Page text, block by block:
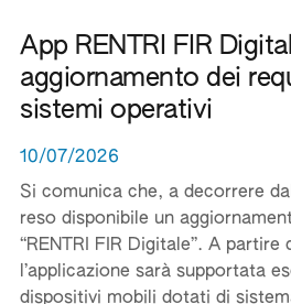
App RENTRI FIR
aggiornamento dei
sistemi operativi
10/07/2026
Si comunica che, a decorrere
reso disponibile un
“RENTRI FIR Digitale”. A partire
l’applicazione sarà supportata
dispositivi mobili dotati di